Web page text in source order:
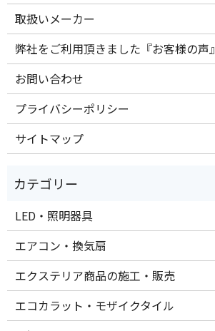
取扱いメーカー
弊社をご利用頂きました『お客様の声』
お問い合わせ
プライバシーポリシー
サイトマップ
LED・照明器具
エアコン・換気扇
エクステリア商品の施工・販売
エコカラット・モザイクタイル